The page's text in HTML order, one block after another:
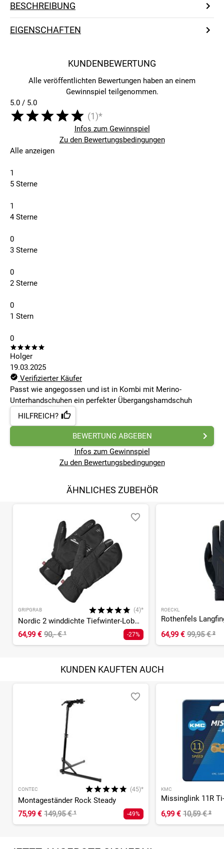
BESCHREIBUNG
EIGENSCHAFTEN
KUNDENBEWERTUNG
Alle veröffentlichten Bewertungen haben an einem
Gewinnspiel teilgenommen.
5.0 / 5.0
(1)*
Infos zum Gewinnspiel
Zu den Bewertungsbedingungen
Alle anzeigen
1
5 Sterne
1
4 Sterne
0
3 Sterne
0
2 Sterne
0
1 Stern
0
Holger
19.03.2025
Verifizierter Käufer
Passt wie angegossen und ist in Kombi mit Merino-
Unterhandschuhen ein perfekter Übergangshamdschuh
HILFREICH?
BEWERTUNG ABGEBEN
Infos zum Gewinnspiel
Zu den Bewertungsbedingungen
ÄHNLICHES ZUBEHÖR
GRIPGRAB (4)*
Nordic 2 winddichte Tiefwinter-Lobster-Langfingerhandschuhe
64,99 € 90,- €¹ -27%
ROECKL
Rothenfels
64,99 € 99,95 €²
KUNDEN KAUFTEN AUCH
CONTEC (45)*
Montageständer Rock Steady
75,99 € 149,95 €¹ -49%
KMC
6,99 € 10,59 €²